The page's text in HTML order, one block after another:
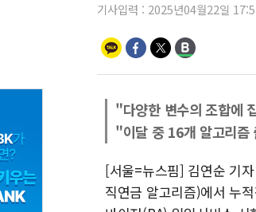
기사입력 : 2025년04월22일
"다양한 변수의 조합에
"이달 중 16개 알고리즘
[서울=뉴스핌] 김연순 기
직연금 알고리즘)에서 누